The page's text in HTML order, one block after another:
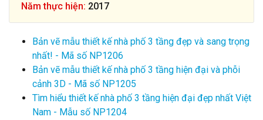
Năm thực hiện: 2017
Bản vẽ mẫu thiết kế nhà phố 3 tầng đẹp và sang trọng
nhất! - Mã số NP1206
Bản vẽ mẫu thiết kế nhà phố 3 tầng hiện đại và phỗi
cảnh 3D - Mã số NP1205
Tìm hiểu thiết kế nhà phố 3 tầng hiện đại đẹp nhất Việt
Nam - Mẫu số NP1204